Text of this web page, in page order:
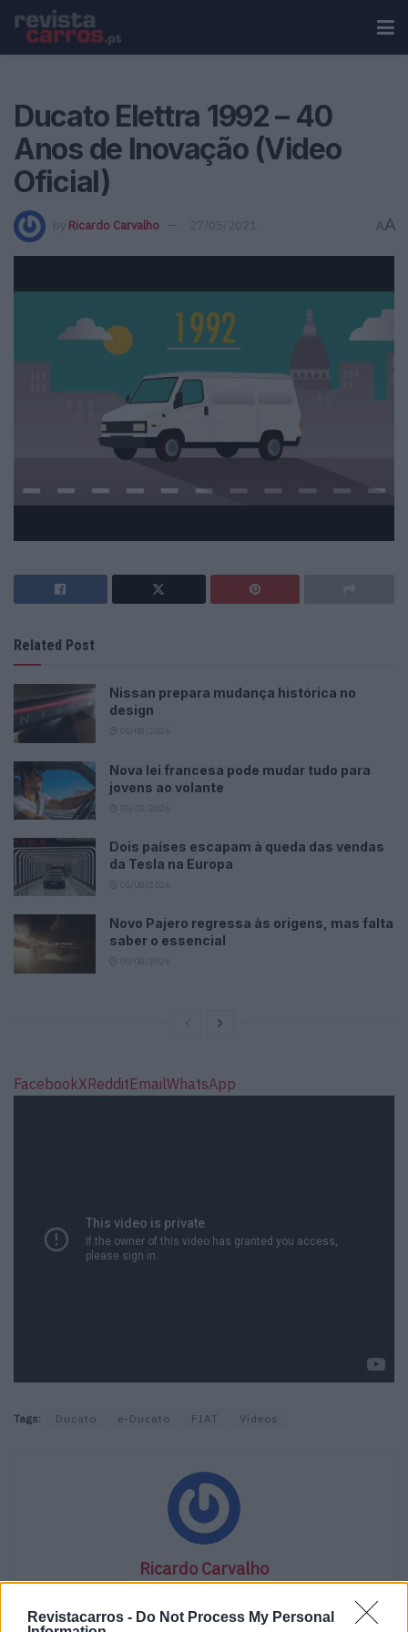
Revistacarros - Do Not Process My Personal
Ducato Elettra 1992 – 40
Anos de Inovação (Video
Oficial)
by Ricardo Carvalho 27/05/2021 AA
Related Post
Nissan prepara mudança histórica no
design
Nova lei francesa pode mudar tudo para
jovens ao volante
Dois países escapam à queda das vendas
da Tesla na Europa
Novo Pajero regressa às origens, mas falta
saber o essencial
FacebookXRedditEmailWhatsApp
Tags: Ducato e-Ducato FIAT Videos
Ricardo Carvalho